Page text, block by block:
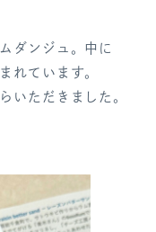
ダンジュ。中に
れています。
いただきました。